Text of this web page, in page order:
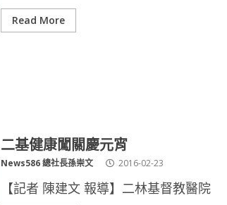
Read More
二基健康闖關慶元宵
News586 總社長孫崇文 2016-02-23
【記者 陳建文 報導】二林基督教醫院